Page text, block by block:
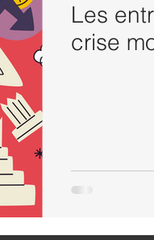
économie sociale et
Les
crise